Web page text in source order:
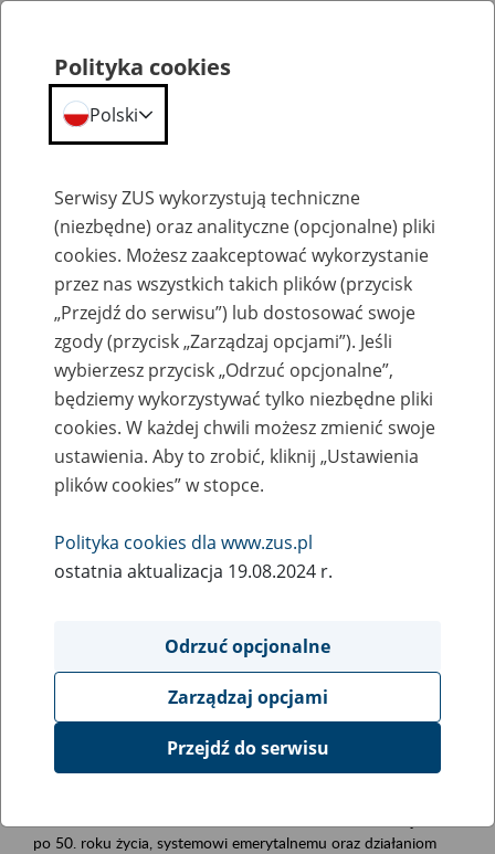
Szkolenia
Zaproś ZUS do swojej organizacji -
Aktywni 50+
Rodzaj wydarzenia
Szkolenia
Obszar merytoryczny
płatnicy, ubezpieczeni, świadczeniobiorcy
Opis wydarzenia
Zapraszamy pracodawców, instytucje i organizacje do udziału w
po 50. roku życia, systemowi emerytalnemu oraz działaniom
Polityka cookies
Polski
Serwisy ZUS wykorzystują techniczne
(niezbędne) oraz analityczne (opcjonalne) pliki
cookies. Możesz zaakceptować wykorzystanie
przez nas wszystkich takich plików (przycisk
„Przejdź do serwisu”) lub dostosować swoje
zgody (przycisk „Zarządzaj opcjami”). Jeśli
wybierzesz przycisk „Odrzuć opcjonalne”,
będziemy wykorzystywać tylko niezbędne pliki
cookies. W każdej chwili możesz zmienić swoje
ustawienia. Aby to zrobić, kliknij „Ustawienia
plików cookies” w stopce.
Polityka cookies dla www.zus.pl
ostatnia aktualizacja 19.08.2024 r.
Odrzuć opcjonalne
Zarządzaj opcjami
Przejdź do serwisu